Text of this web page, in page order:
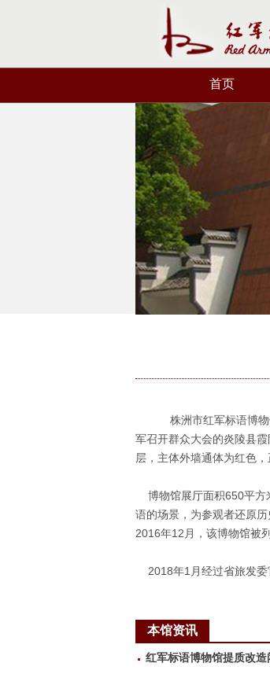
首页
株洲市红军标语博物
军召开群众大会的炎陵县
层，主体外墙通体为红色
博物馆展厅面积650平方
语的场景，为参观者还原
2016年12月，该博物馆被
2018年1月经过省旅发委
本馆资讯
红军标语博物馆提质改造